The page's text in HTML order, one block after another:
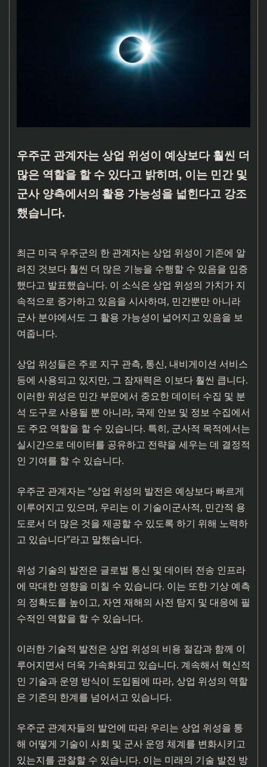
우주군 관계자는 상업 위성이 예상보다 훨씬 더
많은 역할을 할 수 있다고 밝히며, 이는 민간 및
군사 양측에서의 활용 가능성을 넓힌다고 강조
했습니다.
최근 미국 우주군의 한 관계자는 상업 위성이 기존에 알
려진 것보다 훨씬 더 많은 기능을 수행할 수 있음을 입증
했다고 발표했습니다. 이 소식은 상업 위성의 가치가 지
속적으로 증가하고 있음을 시사하며, 민간뿐만 아니라
군사 분야에서도 그 활용 가능성이 넓어지고 있음을 보
여줍니다.
상업 위성들은 주로 지구 관측, 통신, 내비게이션 서비스
등에 사용되고 있지만, 그 잠재력은 이보다 훨씬 큽니다.
이러한 위성은 민간 부문에서 중요한 데이터 수집 및 분
석 도구로 사용될 뿐 아니라, 국제 안보 및 정보 수집에서
도 주요 역할을 할 수 있습니다. 특히, 군사적 목적에서는
실시간으로 데이터를 공유하고 전략을 세우는 데 결정적
인 기여를 할 수 있습니다.
우주군 관계자는 “상업 위성의 발전은 예상보다 빠르게
이루어지고 있으며, 우리는 이 기술이군사적, 민간적 용
도로서 더 많은 것을 제공할 수 있도록 하기 위해 노력하
고 있습니다”라고 말했습니다.
위성 기술의 발전은 글로벌 통신 및 데이터 전송 인프라
에 막대한 영향을 미칠 수 있습니다. 이는 또한 기상 예측
의 정확도를 높이고, 자연 재해의 사전 탐지 및 대응에 필
수적인 역할을 할 수 있습니다.
이러한 기술적 발전은 상업 위성의 비용 절감과 함께 이
루어지면서 더욱 가속화되고 있습니다. 계속해서 혁신적
인 기술과 운영 방식이 도입됨에 따라, 상업 위성의 역할
은 기존의 한계를 넘어서고 있습니다.
우주군 관계자들의 발언에 따라 우리는 상업 위성을 통
해 어떻게 기술이 사회 및 군사 운영 체계를 변화시키고
있는지를 관찰할 수 있습니다. 이는 미래의 기술 발전 방